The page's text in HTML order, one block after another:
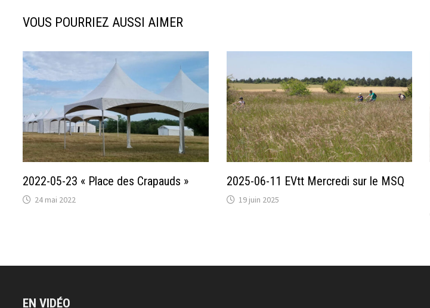
VOUS POURRIEZ AUSSI AIMER
2022-05-23 « Place des Crapauds »
24 mai 2022
2025-06-11 EVtt Mercredi sur le MSQ
19 juin 2025
EN VIDÉO